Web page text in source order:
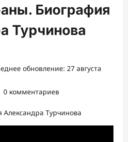
Биография
Турчинова
обновление: 27 августа
0 комментариев